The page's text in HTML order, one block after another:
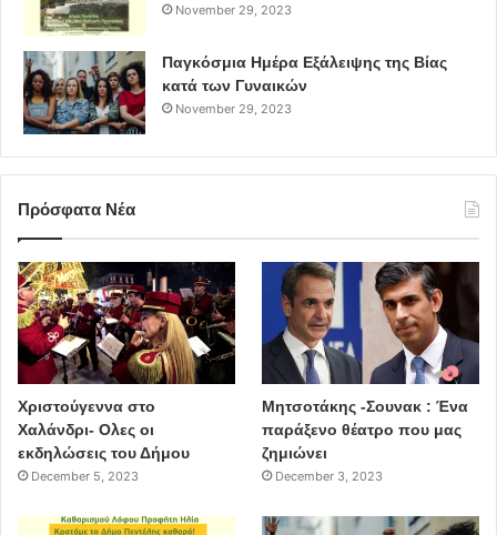
November 29, 2023
Παγκόσμια Ημέρα Εξάλειψης της Βίας
κατά των Γυναικών
November 29, 2023
Πρόσφατα Νέα
Χριστούγεννα στο
Χαλάνδρι- Ολες οι
εκδηλώσεις του Δήμου
December 5, 2023
Μητσοτάκης -Σουνακ : Ένα
παράξενο θέατρο που μας
ζημιώνει
December 3, 2023